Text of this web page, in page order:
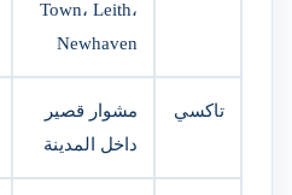
Town، Leith،
Newhaven
تاكسي
مشوار قصير
داخل المدينة